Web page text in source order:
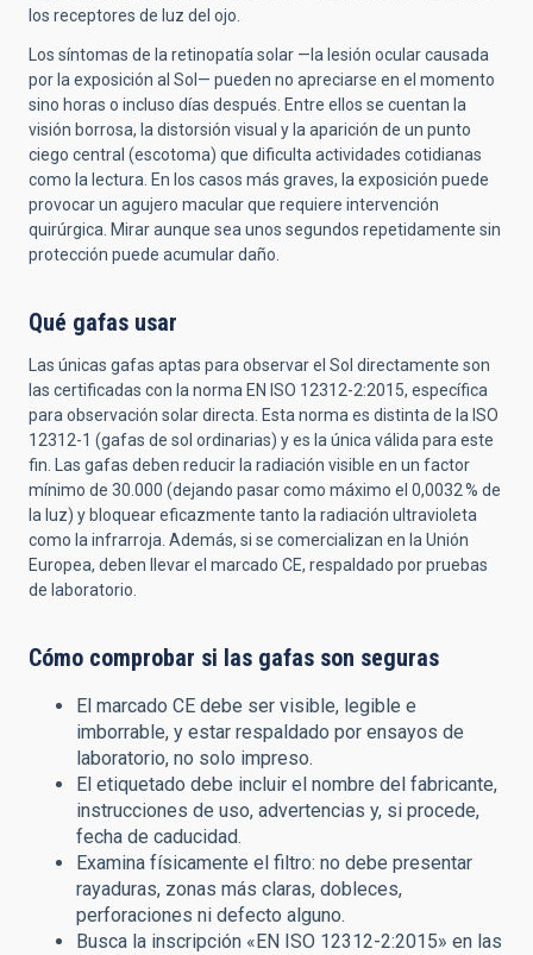
los receptores de luz del ojo.
Los síntomas de la retinopatía solar —la lesión ocular causada
por la exposición al Sol— pueden no apreciarse en el momento
sino horas o incluso días después. Entre ellos se cuentan la
visión borrosa, la distorsión visual y la aparición de un punto
ciego central (escotoma) que dificulta actividades cotidianas
como la lectura. En los casos más graves, la exposición puede
provocar un agujero macular que requiere intervención
quirúrgica. Mirar aunque sea unos segundos repetidamente sin
protección puede acumular daño.
Qué gafas usar
Las únicas gafas aptas para observar el Sol directamente son
las certificadas con la norma EN ISO 12312-2:2015, específica
para observación solar directa. Esta norma es distinta de la ISO
12312-1 (gafas de sol ordinarias) y es la única válida para este
fin. Las gafas deben reducir la radiación visible en un factor
mínimo de 30.000 (dejando pasar como máximo el 0,0032% de
la luz) y bloquear eficazmente tanto la radiación ultravioleta
como la infrarroja. Además, si se comercializan en la Unión
Europea, deben llevar el marcado CE, respaldado por pruebas
de laboratorio.
Cómo comprobar si las gafas son seguras
El marcado CE debe ser visible, legible e
imborrable, y estar respaldado por ensayos de
laboratorio, no solo impreso.
El etiquetado debe incluir el nombre del fabricante,
instrucciones de uso, advertencias y, si procede,
fecha de caducidad.
Examina físicamente el filtro: no debe presentar
rayaduras, zonas más claras, dobleces,
perforaciones ni defecto alguno.
Busca la inscripción «EN ISO 12312-2:2015» en las